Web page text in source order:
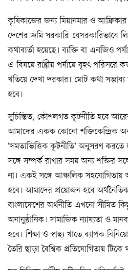
কৃষিকাজের জন্য মিয়ানমার ও
দেশের জমি সরকারি-বেসরকারিভাবে
কথাবার্তা হয়েছে। ব্যক্তি বা এনজিও
এ বিষয়ে রাষ্ট্রীয় পর্যায়ে বৃহৎ পরিসরে
খতিয়ে দেখা দরকার। মোট কথা
হবে।
সুচিন্তিত, কৌশলগত কূটনীতি হবে
আমাদের একক কোনো শক্তিকেন্দ্রিক
‘সমতাভিত্তিক কূটনীতি’ অনুসরণ
সঙ্গে সম্পর্ক রাখার সময় অন্য শক্তির
না। একই সঙ্গে আঞ্চলিক সহযোগিতায়
হবে। আমাদের প্রয়োজন হবে
বাংলাদেশের অর্থনীতি এখনো সীমিত
অনানুষ্ঠানিক। সামাজিক ন্যায্যতা ও
হবে। শিক্ষা ও স্বাস্থ্য খাতে ব্যাপক
তৈরি ছাড়া বৈশ্বিক প্রতিযোগিতায় টিকে